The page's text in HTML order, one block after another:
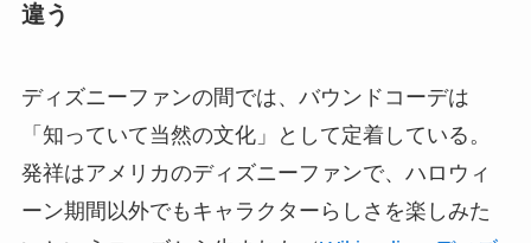
違う
ディズニーファンの間では、バウンドコーデは
「知っていて当然の文化」として定着している。
発祥はアメリカのディズニーファンで、ハロウィ
ーン期間以外でもキャラクターらしさを楽しみた